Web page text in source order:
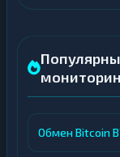
Обмен Bitcoin